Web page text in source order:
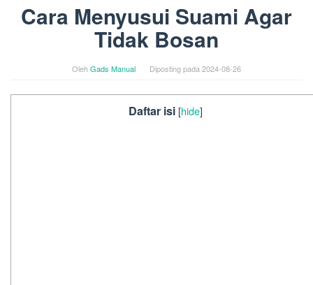
Cara Menyusui Suami Agar
Tidak Bosan
OlehGads Manual Diposting pada 2024-08-26
Daftar isi [hide]